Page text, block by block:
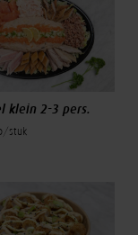
klein 2-3 pers.
stuk